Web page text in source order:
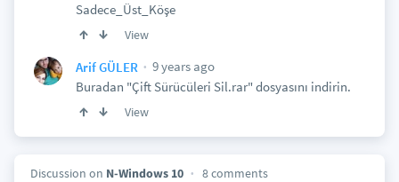
Sadece_Üst_Köşe
View
Arif GÜLER
9 years ago
Buradan "Çift Sürücüleri Sil.rar" dosyasını indirin.
View
Discussion on N-Windows 10 8 comments